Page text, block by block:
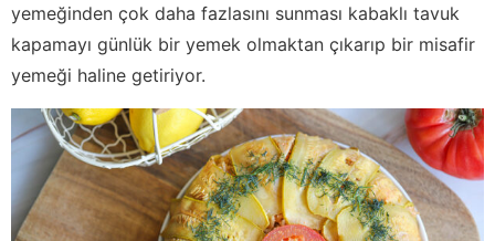
yemeğinden çok daha fazlasını sunması kabaklı tavuk
kapamayı günlük bir yemek olmaktan çıkarıp bir misafir
yemeği haline getiriyor.